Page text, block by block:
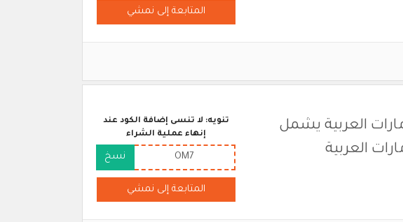
المتابعة إلى نمشي
العربية يشمل
العربية
تنويه: لا تنسى إضافة الكود عند
إنهاء عملية الشراء
OM7 نسخ
المتابعة إلى نمشي